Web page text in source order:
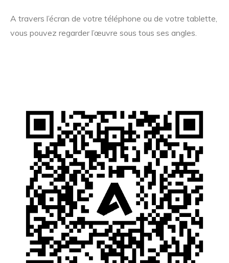
A travers l’écran de votre téléphone ou de votre tablette,
vous pouvez regarder l’œuvre sous tous ses angles.